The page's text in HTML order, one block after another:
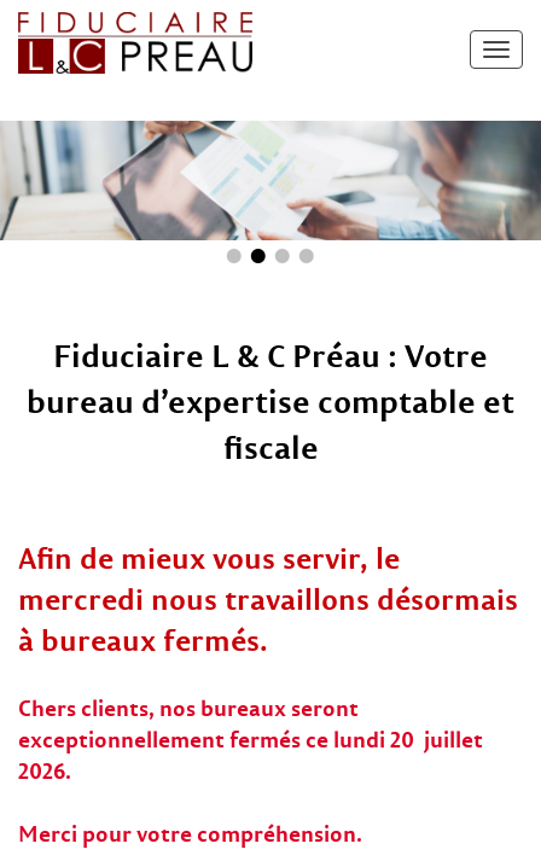
Fiduciaire L & C Préau : Votre
bureau d’expertise comptable et
fiscale
Afin de mieux vous servir, le
mercredi nous travaillons désormais
à bureaux fermés.
Chers clients, nos bureaux seront
exceptionnellement fermés ce lundi 20 juillet
2026.
Merci pour votre compréhension.